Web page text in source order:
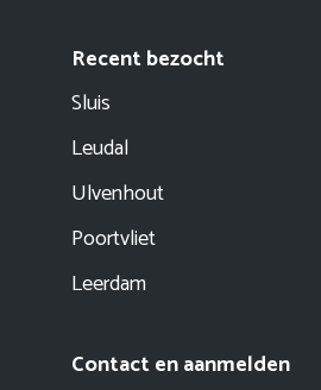
Recent bezocht
Sluis
Leudal
Ulvenhout
Poortvliet
Leerdam
Contact en aanmelden